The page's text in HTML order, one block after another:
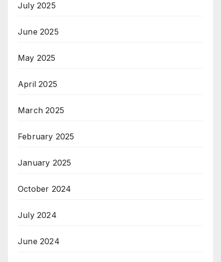
July 2025
June 2025
May 2025
April 2025
March 2025
February 2025
January 2025
October 2024
July 2024
June 2024